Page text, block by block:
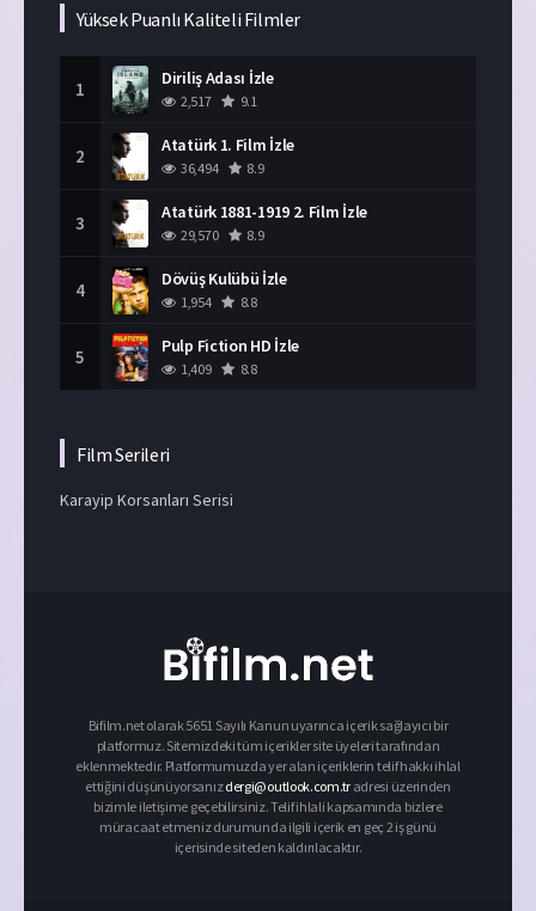
Yüksek Puanlı Kaliteli Filmler
1 Diriliş Adası İzle
2,517 9.1
2 Atatürk 1. Film İzle
36,494 8.9
3 Atatürk 1881-1919 2. Film İzle
29,570 8.9
4 Dövüş Kulübü İzle
1,954 8.8
5 Pulp Fiction HD İzle
1,409 8.8
Film Serileri
Karayip Korsanları Serisi
Bifilm.net olarak 5651 Sayılı Kanun uyarınca içerik sağlayıcı bir
platformuz. Sitemizdeki tüm içerikler site üyeleri tarafından
eklenmektedir. Platformumuzda yer alan içeriklerin telif hakkı ihlal
ettiğini düşünüyorsanızdergi@outlook.com.tr adresi üzerinden
bizimle iletişime geçebilirsiniz. Telif ihlali kapsamında bizlere
müracaat etmeniz durumunda ilgili içerik en geç 2 iş günü
içerisinde siteden kaldırılacaktır.